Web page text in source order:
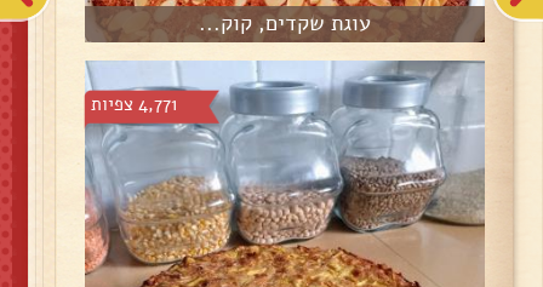
עוגת שקדים, קוק...
4,771 צפיות